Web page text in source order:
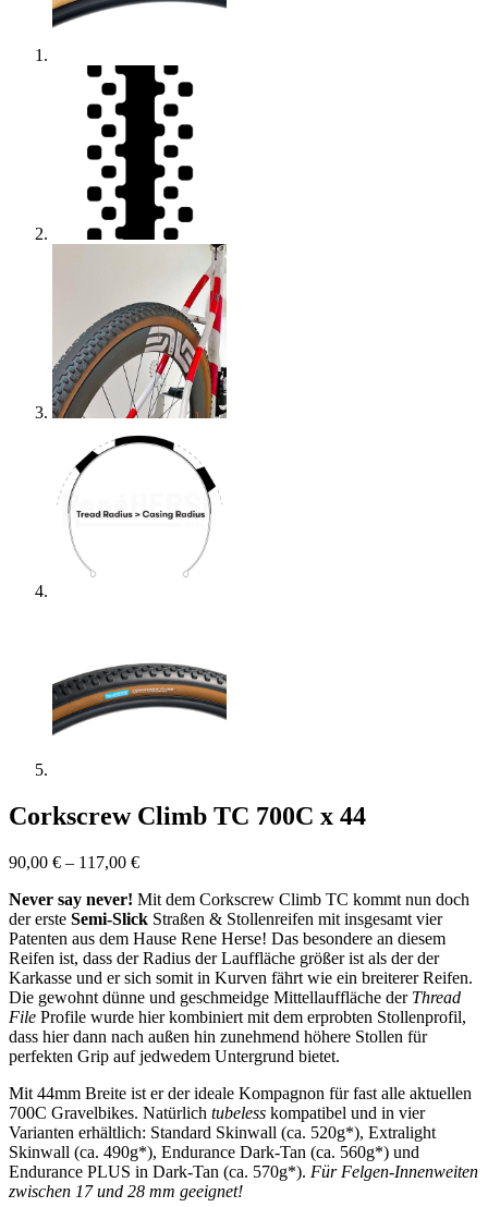
Corkscrew Climb TC 700C x 44
90,00 € – 117,00 €
Never say never! Mit dem Corkscrew Climb TC kommt nun doch
der erste Semi-Slick Straßen & Stollenreifen mit insgesamt vier
Patenten aus dem Hause Rene Herse! Das besondere an diesem
Reifen ist, dass der Radius der Lauffläche größer ist als der der
Karkasse und er sich somit in Kurven fährt wie ein breiterer Reifen.
Die gewohnt dünne und geschmeidge Mittellauffläche der Thread
File Profile wurde hier kombiniert mit dem erprobten Stollenprofil,
dass hier dann nach außen hin zunehmend höhere Stollen für
perfekten Grip auf jedwedem Untergrund bietet.
Mit 44mm Breite ist er der ideale Kompagnon für fast alle aktuellen
700C Gravelbikes. Natürlich tubeless kompatibel und in vier
Varianten erhältlich: Standard Skinwall (ca. 520g*), Extralight
Skinwall (ca. 490g*), Endurance Dark-Tan (ca. 560g*) und
Endurance PLUS in Dark-Tan (ca. 570g*). Für Felgen-Innenweiten
zwischen 17 und 28 mm geeignet!